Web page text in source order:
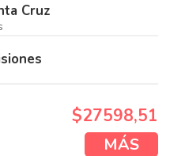
Cruz
$27598,51
MÁS